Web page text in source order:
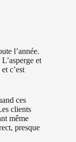
l’année.
et
c’est
ces
clients
même
presque